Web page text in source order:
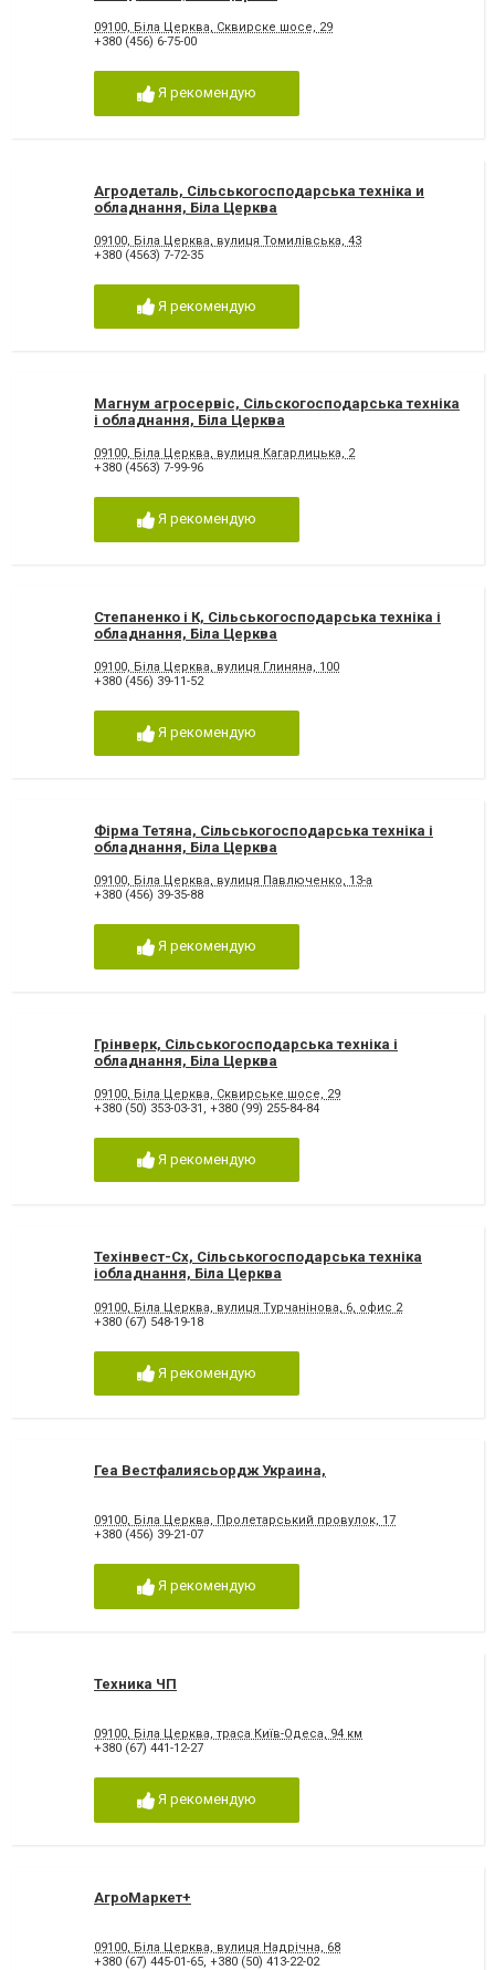
09100, Біла Церква, Сквирске шосе, 29
+380 (456) 6-75-00
Я рекомендую
Агродеталь, Сільськогосподарська техніка и
обладнання, Біла Церква
09100, Біла Церква, вулиця Томилівська, 43
+380 (4563) 7-72-35
Я рекомендую
Магнум агросервіс, Сільскогосподарська техніка
і обладнання, Біла Церква
09100, Біла Церква, вулиця Кагарлицька, 2
+380 (4563) 7-99-96
Я рекомендую
Степаненко і К, Сільськогосподарська техніка і
обладнання, Біла Церква
09100, Біла Церква, вулиця Глиняна, 100
+380 (456) 39-11-52
Я рекомендую
Фірма Тетяна, Сільськогосподарська техніка і
обладнання, Біла Церква
09100, Біла Церква, вулиця Павлюченко, 13-а
+380 (456) 39-35-88
Я рекомендую
Грінверк, Сільськогосподарська техніка і
обладнання, Біла Церква
09100, Біла Церква, Сквирське шосе, 29
+380 (50) 353-03-31 , +380 (99) 255-84-84
Я рекомендую
Техінвест-Сх, Сільськогосподарська техніка
іобладнання, Біла Церква
09100, Біла Церква, вулиця Турчанінова, 6, офис 2
+380 (67) 548-19-18
Я рекомендую
Геа Вестфалиясьордж Украина,
09100, Біла Церква, Пролетарський провулок, 17
+380 (456) 39-21-07
Я рекомендую
Техника ЧП
09100, Біла Церква, траса Київ-Одеса, 94 км
+380 (67) 441-12-27
Я рекомендую
АгроМаркет+
09100, Біла Церква, вулиця Надрічна, 68
+380 (67) 445-01-65, +380 (50) 413-22-02